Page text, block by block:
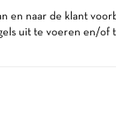
en naar de klant
uit te voeren en/of